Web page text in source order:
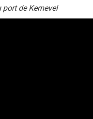
port de Kernevel